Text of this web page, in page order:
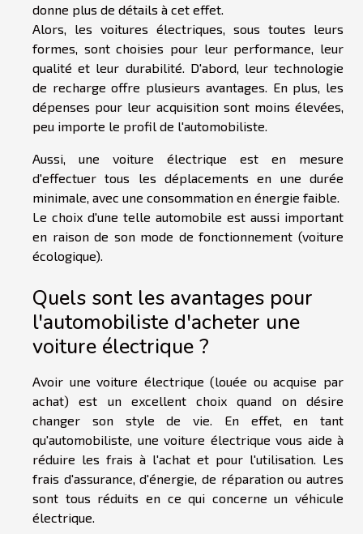
donne plus de détails à cet effet.
Alors, les voitures électriques, sous toutes leurs
formes, sont choisies pour leur performance, leur
qualité et leur durabilité. D'abord, leur technologie
de recharge offre plusieurs avantages. En plus, les
dépenses pour leur acquisition sont moins élevées,
peu importe le profil de l'automobiliste.
Aussi, une voiture électrique est en mesure
d'effectuer tous les déplacements en une durée
minimale, avec une consommation en énergie faible.
Le choix d'une telle automobile est aussi important
en raison de son mode de fonctionnement (voiture
écologique).
Quels sont les avantages pour
l'automobiliste d'acheter une
voiture électrique ?
Avoir une voiture électrique (louée ou acquise par
achat) est un excellent choix quand on désire
changer son style de vie. En effet, en tant
qu'automobiliste, une voiture électrique vous aide à
réduire les frais à l'achat et pour l'utilisation. Les
frais d'assurance, d'énergie, de réparation ou autres
sont tous réduits en ce qui concerne un véhicule
électrique.